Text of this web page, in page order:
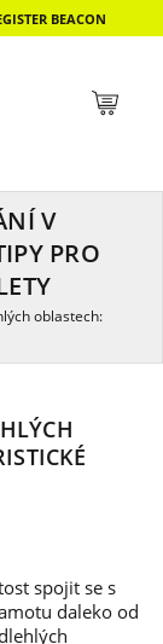
V
PRO
oblastech:
spojit se s
daleko od
BEACON